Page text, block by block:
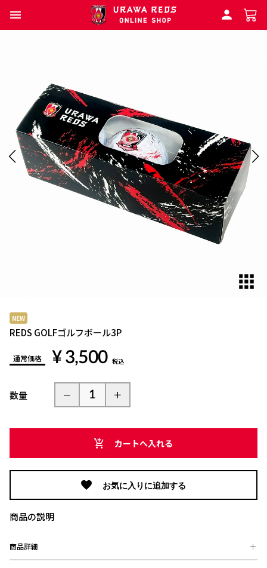
NEW
REDS GOLFゴルフボール3P
通常価格 ¥ 3,500 税込
数量
カートへ入れる
お気に入りに追加する
商品の説明
商品詳細